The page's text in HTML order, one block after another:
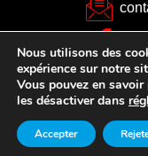
Plan
Nous utilisons des
expérience sur notre
Vous pouvez en
les désactiver dans
Accepter